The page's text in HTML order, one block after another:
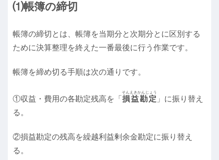
⑴帳簿の締切
帳簿の締切とは、帳簿を当期分と次期分とに区別する
ために決算整理を終えた一番最後に行う作業です。
帳簿を締め切る手順は次の通りです。
①収益・費用の各勘定残高を「 損益勘定
そんえきかんじょう
」に振り替え
る。
②損益勘定の残高を繰越利益剰余金勘定に振り替え
る。